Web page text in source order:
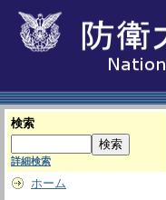
検索
詳細検索
ホーム